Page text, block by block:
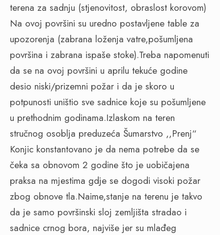
terena za sadnju (stjenovitost, obraslost korovom)
Na ovoj površini su uredno postavljene table za
upozorenja (zabrana loženja vatre,pošumljena
površina i zabrana ispaše stoke).Treba napomenuti
da se na ovoj površini u aprilu tekuće godine
desio niski/prizemni požar i da je skoro u
potpunosti uništio sve sadnice koje su pošumljene
u prethodnim godinama.Izlaskom na teren
stručnog osoblja preduzeća Šumarstvo ,,Prenj“
Konjic konstantovano je da nema potrebe da se
čeka sa obnovom 2 godine što je uobičajena
praksa na mjestima gdje se dogodi visoki požar
zbog obnove tla.Naime,stanje na terenu je takvo
da je samo površinski sloj zemljišta stradao i
sadnice crnog bora, najviše jer su mlađeg